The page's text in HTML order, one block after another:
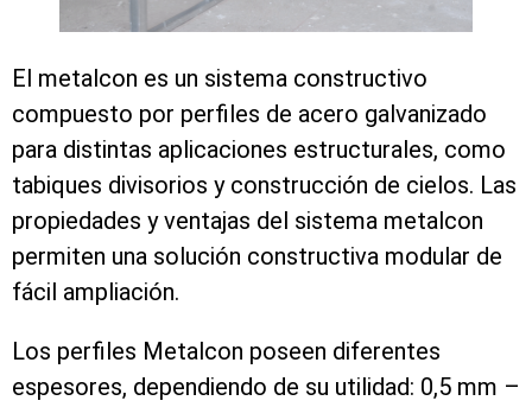
El metalcon es un sistema constructivo
compuesto por perfiles de acero galvanizado
para distintas aplicaciones estructurales, como
tabiques divisorios y construcción de cielos. Las
propiedades y ventajas del sistema metalcon
permiten una solución constructiva modular de
fácil ampliación.
Los perfiles Metalcon poseen diferentes
espesores, dependiendo de su utilidad: 0,5 mm –